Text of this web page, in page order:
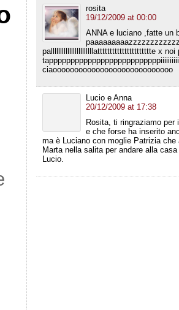
rosita
19/12/2009 at 00:00
ANNA e luciano ,fatte un
palllllllllllllllllllllllatttttttttttttttttttttte x noi
ciaoooooooooooooooooooooooooooo
Lucio e Anna
20/12/2009 at 17:38
Rosita, ti ringraziamo per
e che forse ha inserito
ma è Luciano con moglie Patrizia
Marta nella salita per andare alla
Lucio.